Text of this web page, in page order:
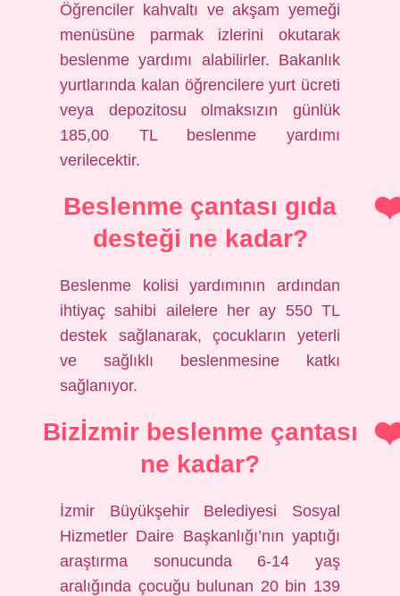
Öğrenciler kahvaltı ve akşam yemeği
menüsüne parmak izlerini okutarak
beslenme yardımı alabilirler. Bakanlık
yurtlarında kalan öğrencilere yurt ücreti
veya depozitosu olmaksızın günlük
185,00 TL beslenme yardımı
verilecektir.
Beslenme çantası gıda
desteği ne kadar?
Beslenme kolisi yardımının ardından
ihtiyaç sahibi ailelere her ay 550 TL
destek sağlanarak, çocukların yeterli
ve sağlıklı beslenmesine katkı
sağlanıyor.
Bizİzmir beslenme çantası
ne kadar?
İzmir Büyükşehir Belediyesi Sosyal
Hizmetler Daire Başkanlığı’nın yaptığı
araştırma sonucunda 6-14 yaş
aralığında çocuğu bulunan 20 bin 139